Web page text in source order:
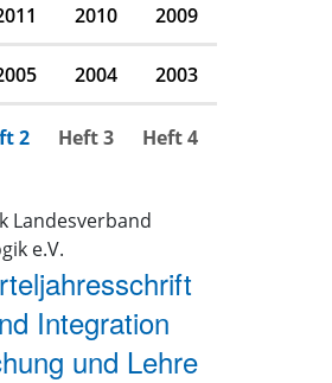
2010 2009
2004 2003
2 Heft 3 Heft 4
Landesverband
e.V.
Integration
und Lehre